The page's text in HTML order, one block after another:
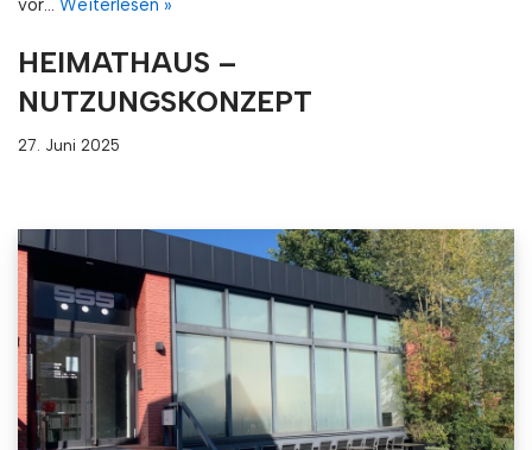
vor… Weiterlesen »
HEIMATHAUS –
NUTZUNGSKONZEPT
27. Juni 2025